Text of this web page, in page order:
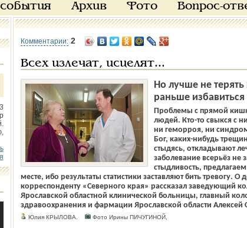
Архив Фото Вопрос-
Комментарии: 2
Всех излечат, исцелят...
Но лучше не
раньше
Проблемы с прямой
людей. Кто-то свыкся с
ни геморроя, ни
Бог, каких-нибудь
стыдясь, откладывают
заболевание всерьёз не
стыдливость,
месте, ибо результаты статистики заставляют бить тревогу.
корреспонденту «Северного края» рассказал заведующий
Ярославской областной клинической больницы, главный
здравоохранения и фармации Ярославской области Алексей
Юлия КРЫЛОВА. Фото Ирины ПИЧУГИНОЙ,